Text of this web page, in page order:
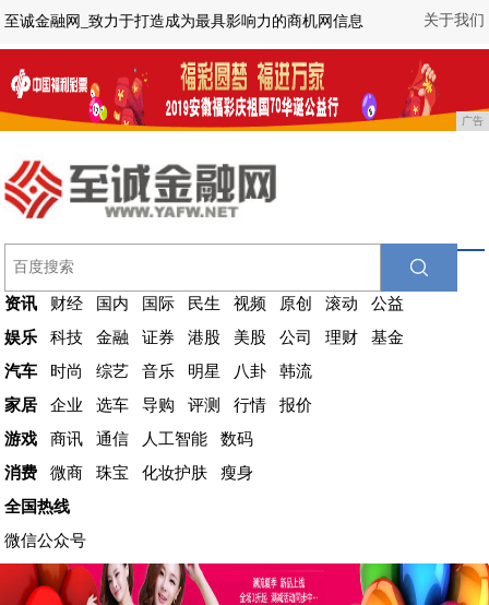
关于我们
至诚金融网_致力于打造成为最具影响力的商机网信息
广告
资讯 财经 国内 国际 民生 视频 原创 滚动
公益
娱乐
科技 金融 证券 港股 美股 公司 理财
基金
汽车
时尚 综艺 音乐 明星 八卦
韩流
家居
企业 选车 导购 评测 行情
报价
游戏
商讯 通信 人工智能
数码
消费
微商 珠宝 化妆护肤
瘦身
全国热线
微信公众号